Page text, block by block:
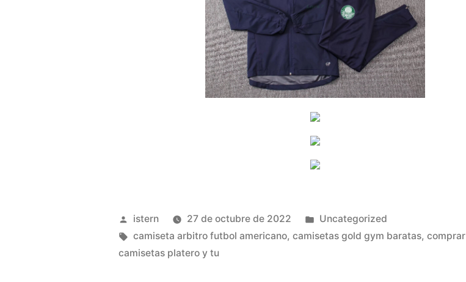
Publicado
por
istern 27 de octubre de 2022
Publicado
en
Uncategorized
Etiquetas:
camiseta arbitro futbol americano,camisetas gold gym baratas,comprar
camisetas platero y tu